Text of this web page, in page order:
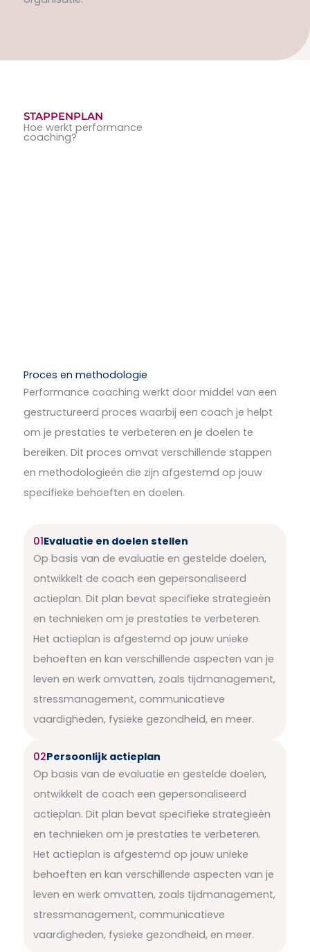
STAPPENPLAN
Hoe werkt performance
coaching?
Proces en methodologie
Performance coaching werkt door middel van een
gestructureerd proces waarbij een coach je helpt
om je prestaties te verbeteren en je doelen te
bereiken. Dit proces omvat verschillende stappen
en methodologieën die zijn afgestemd op jouw
specifieke behoeften en doelen.
01Evaluatie en doelen stellen
Op basis van de evaluatie en gestelde doelen,
ontwikkelt de coach een gepersonaliseerd
actieplan. Dit plan bevat specifieke strategieën
en technieken om je prestaties te verbeteren.
Het actieplan is afgestemd op jouw unieke
behoeften en kan verschillende aspecten van je
leven en werk omvatten, zoals tijdmanagement,
stressmanagement, communicatieve
vaardigheden, fysieke gezondheid, en meer.
02Persoonlijk actieplan
Op basis van de evaluatie en gestelde doelen,
ontwikkelt de coach een gepersonaliseerd
actieplan. Dit plan bevat specifieke strategieën
en technieken om je prestaties te verbeteren.
Het actieplan is afgestemd op jouw unieke
behoeften en kan verschillende aspecten van je
leven en werk omvatten, zoals tijdmanagement,
stressmanagement, communicatieve
vaardigheden, fysieke gezondheid, en meer.